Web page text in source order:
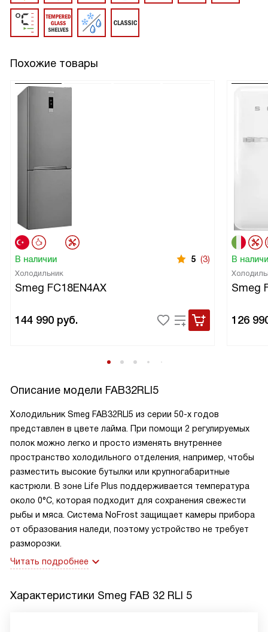
Похожие товары
В наличии 5 (3)
Холодильник
Smeg FC18EN4AX
144 990 руб.
В
Smeg
126
Описание модели FAB32RLI5
Холодильник Smeg FAB32RLI5 из серии 50-х годов
представлен в цвете лайма. При помощи 2 регулируемых
полок можно легко и просто изменять внутреннее
пространство холодильного отделения, например, чтобы
разместить высокие бутылки или крупногабаритные
кастрюли. В зоне Life Plus поддерживается температура
около 0°C, которая подходит для сохранения свежести
рыбы и мяса. Система NoFrost защищает камеры прибора
от образования наледи, поэтому устройство не требует
разморозки.
Читать подробнее
Характеристики Smeg FAB 32 RLI 5